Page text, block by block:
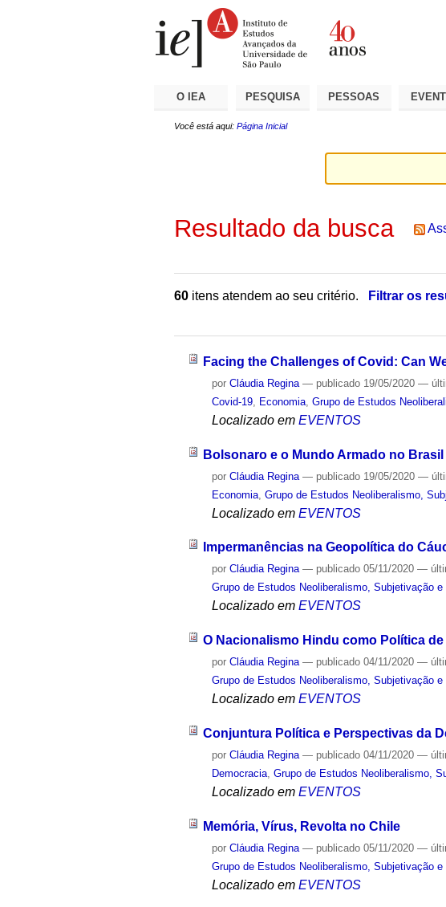
O IEA PESQUISA PESSOAS
Você está aqui: Página Inicial
Resultado da busca
60 itens atendem ao seu critério.
Filtrar os
Facing the Challenges of Covid: Can
porCláudia Regina — publicado 19/05/2020—
Covid-19
Economia ,Grupo de Estudos
Localizado em EVENTOS
Bolsonaro e o Mundo Armado no Brasil
porCláudia Regina — publicado 19/05/2020—
Economia ,Grupo de Estudos Neoliberalismo,
Localizado em EVENTOS
Impermanências na Geopolítica do
porCláudia Regina — publicado 05/11/2020—
Grupo de Estudos Neoliberalismo, Subjetivação
Localizado em EVENTOS
O Nacionalismo Hindu como Política
porCláudia Regina — publicado 04/11/2020—
Grupo de Estudos Neoliberalismo, Subjetivação
Localizado em EVENTOS
Conjuntura Política e Perspectivas da
porCláudia Regina — publicado 04/11/2020—
Democracia ,Grupo de Estudos Neoliberalismo,
Localizado em EVENTOS
Memória, Vírus, Revolta no Chile
porCláudia Regina — publicado 05/11/2020—
Grupo de Estudos Neoliberalismo, Subjetivação
Localizado em EVENTOS